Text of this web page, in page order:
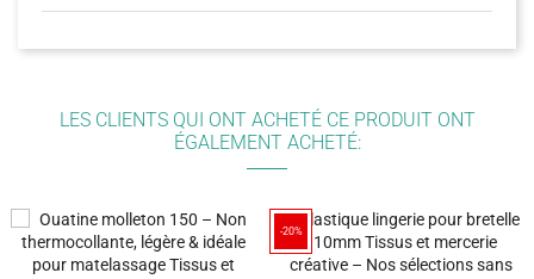
LES CLIENTS QUI ONT ACHETÉ CE PRODUIT ONT
ÉGALEMENT ACHETÉ:
-20%